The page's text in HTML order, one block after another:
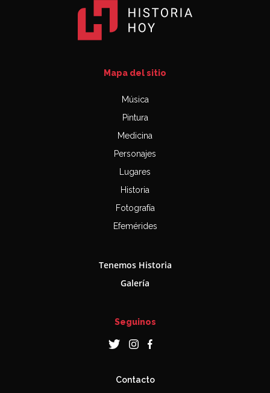
Mapa del sitio
Música
Pintura
Medicina
Personajes
Lugares
Historia
Fotografía
Efemérides
Tenemos Historia
Galería
Seguinos
Contacto